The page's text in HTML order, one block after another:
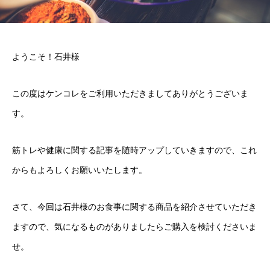
ようこそ！石井様
この度はケンコレをご利用いただきましてありがとうございま
す。
筋トレや健康に関する記事を随時アップしていきますので、これ
からもよろしくお願いいたします。
さて、今回は石井様のお食事に関する商品を紹介させていただき
ますので、気になるものがありましたらご購入を検討くださいま
せ。